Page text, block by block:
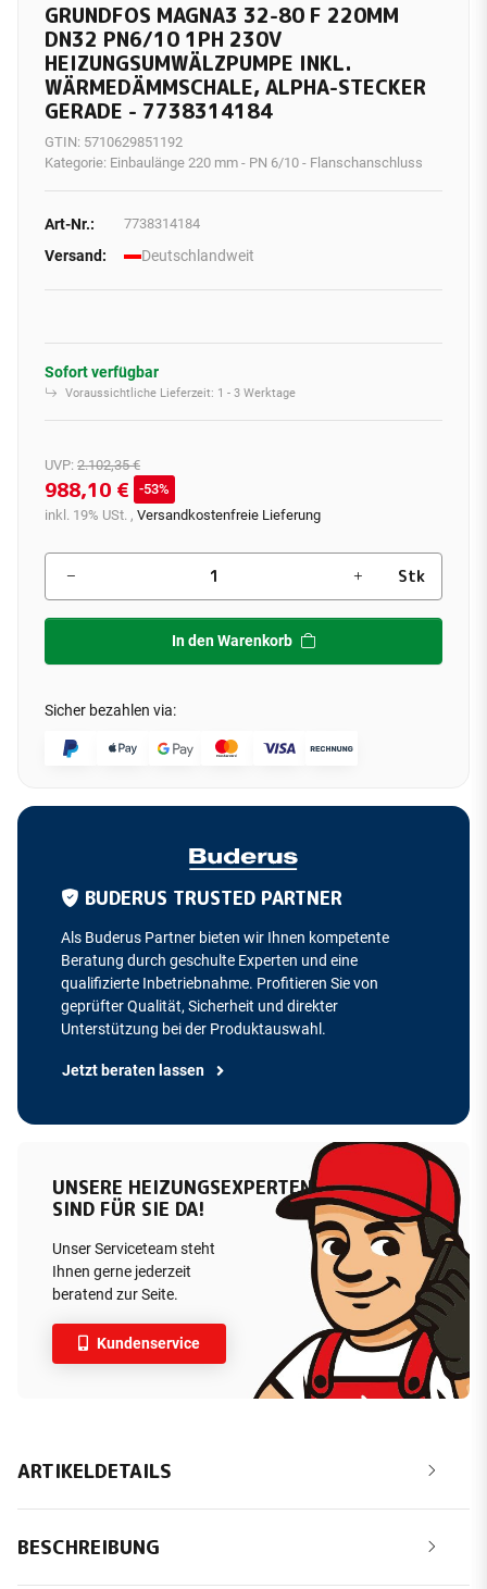
GRUNDFOS MAGNA3 32-80 F 220MM
DN32 PN6/10 1PH 230V
HEIZUNGSUMWÄLZPUMPE INKL.
WÄRMEDÄMMSCHALE, ALPHA-STECKER
GERADE - 7738314184
GTIN: 5710629851192
Kategorie: Einbaulänge 220 mm - PN 6/10 - Flanschanschluss
Art-Nr.: 7738314184
Versand: Deutschlandweit
Sofort verfügbar
Voraussichtliche Lieferzeit: 1 - 3 Werktage
UVP: 2.102,35 €
988,10 €
53%
inkl. 19% USt. , Versandkostenfreie Lieferung
Stk
In den Warenkorb
Sicher bezahlen via:
BUDERUS TRUSTED PARTNER
Als Buderus Partner bieten wir Ihnen kompetente
Beratung durch geschulte Experten und eine
qualifizierte Inbetriebnahme. Profitieren Sie von
geprüfter Qualität, Sicherheit und direkter
Unterstützung bei der Produktauswahl.
Jetzt beraten lassen
UNSERE HEIZUNGSEXPERTEN
SIND FÜR SIE DA!
Unser Serviceteam steht
Ihnen gerne jederzeit
beratend zur Seite.
Kundenservice
ARTIKELDETAILS
BESCHREIBUNG